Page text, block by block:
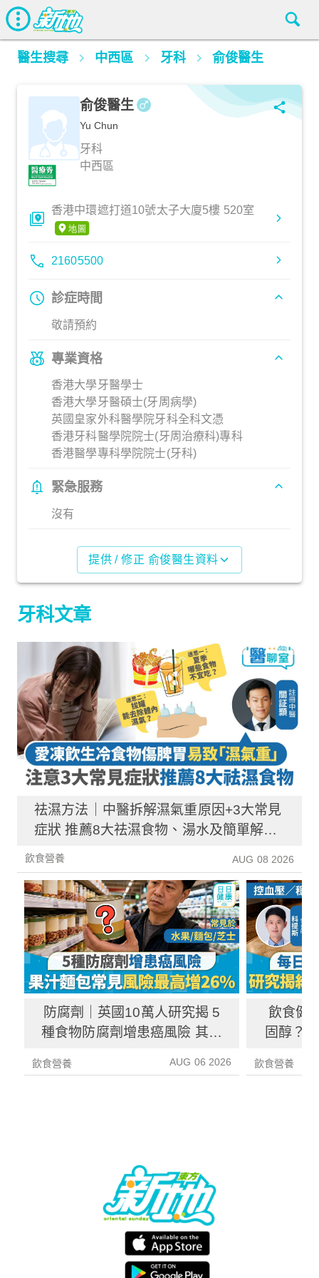
醫生搜尋 中西區 牙科 俞俊醫生
俞俊醫生
Yu Chun
牙科
中西區
香港中環遮打道10號太子大廈5樓 520室
21605500
診症時間
敬請預約
專業資格
香港大學牙醫學士
香港大學牙醫碩士(牙周病學)
英國皇家外科醫學院牙科全科文憑
香港牙科醫學院院士(牙周治療科)專科
香港醫學專科學院院士(牙科)
緊急服務
沒有
提供 / 修正 俞俊醫生資料
牙科文章
祛濕方法｜中醫拆解濕氣重原因+3大常見
症狀 推薦8大祛濕食物、湯水及簡單解決
方法！
飲食營養 AUG 08 2026
防腐劑｜英國10萬人研究揭 5
種食物防腐劑增患癌風險 其中
飲食營養 AUG 06 2026
飲食健
固醇？
飲食營養